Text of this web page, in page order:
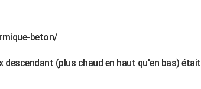
beton/
(plus chaud en haut qu'en bas) était